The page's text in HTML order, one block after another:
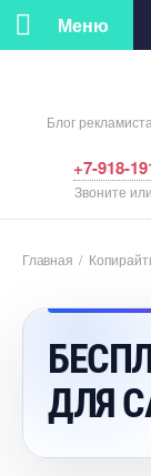
Блог
Меню
+7-918-
Звоните
Главная /
ДЛЯ